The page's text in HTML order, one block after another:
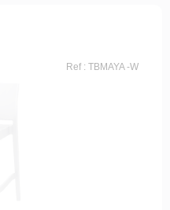
Ref : TBMAYA -W